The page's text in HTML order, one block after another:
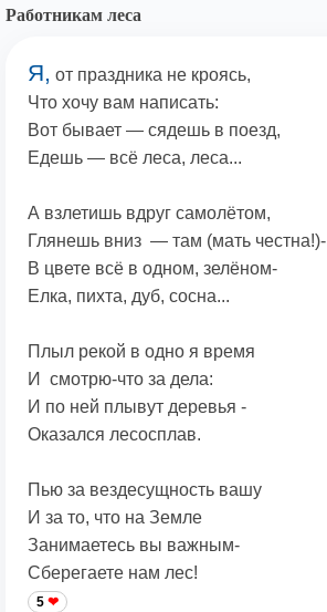
Работникам леса
Я, от праздника не кроясь,
Что хочу вам написать:
Вот бывает — сядешь в поезд,
Едешь — всё леса, леса...
А взлетишь вдруг самолётом,
Глянешь вниз — там (мать честна!)-
В цвете всё в одном, зелёном-
Елка, пихта, дуб, сосна...
Плыл рекой в одно я время
И смотрю-что за дела:
И по ней плывут деревья -
Оказался лесосплав.
Пью за вездесущность вашу
И за то, что на Земле
Занимаетесь вы важным-
Сберегаете нам лес!
5